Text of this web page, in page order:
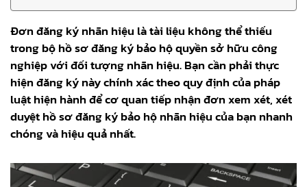
Đơn đăng ký nhãn hiệu là tài liệu không thể thiếu
trong bộ hồ sơ đăng ký bảo hộ quyền sở hữu công
nghiệp với đối tượng nhãn hiệu. Bạn cần phải thực
hiện đăng ký này chính xác theo quy định của pháp
luật hiện hành để cơ quan tiếp nhận đơn xem xét, xét
duyệt hồ sơ đăng ký bảo hộ nhãn hiệu của bạn nhanh
chóng và hiệu quả nhất.